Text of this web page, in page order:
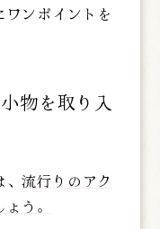
ワンポイントを
物を取り入
、流行りのアク
う。